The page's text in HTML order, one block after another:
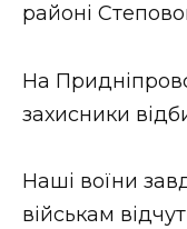
районі
На
захисники
Наші воїни
військам